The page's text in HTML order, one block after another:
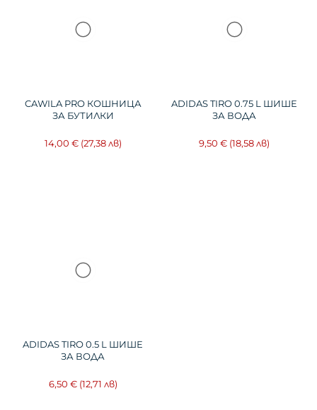
CAWILA PRO КОШНИЦА
ЗА БУТИЛКИ
14,00 € (27,38 лв)
ADIDAS TIRO 0.75 L ШИШЕ
ЗА ВОДА
9,50 € (18,58 лв)
ADIDAS TIRO 0.5 L ШИШЕ
ЗА ВОДА
6,50 € (12,71 лв)